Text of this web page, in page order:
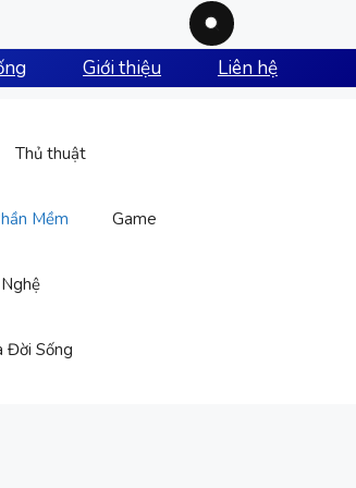
Giới thiệu
Liên hệ
Thủ thuật
Mềm Game
Đời Sống